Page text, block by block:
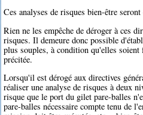
Ces analyses de risques bien-être
Rien ne les empêche de déroger à ces
risques. Il demeure donc possible
plus souples, à condition qu'elles soient
précitée.
Lorsqu'il est dérogé aux directives
réaliser une analyse de risques à deux
risque que le port du gilet pare-balles
pare-balles nécessaire compte tenu de